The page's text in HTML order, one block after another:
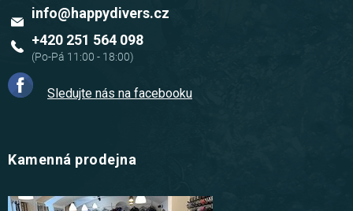
info@happydivers.cz
+420 251 564 098
Sledujte nás na facebooku
Kamenná prodejna